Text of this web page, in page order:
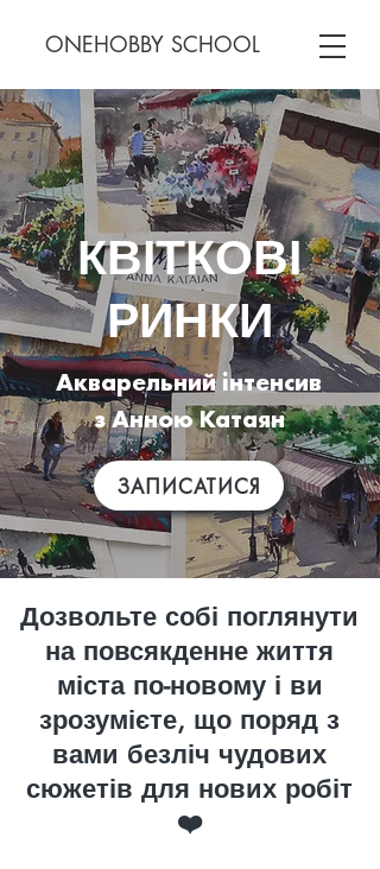
ONEHOBBY SCHOOL
КВІТКОВІ
РИНКИ
Акварельний інтенсив
з Анною Катаян
ЗАПИСАТИСЯ
Дозвольте собі поглянути
на повсякденне життя
міста по-новому і ви
зрозумієте, що поряд з
вами безліч чудових
сюжетів для нових робіт
❤️